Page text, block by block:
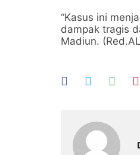
“Kasus ini
dampak tragis
Madiun.